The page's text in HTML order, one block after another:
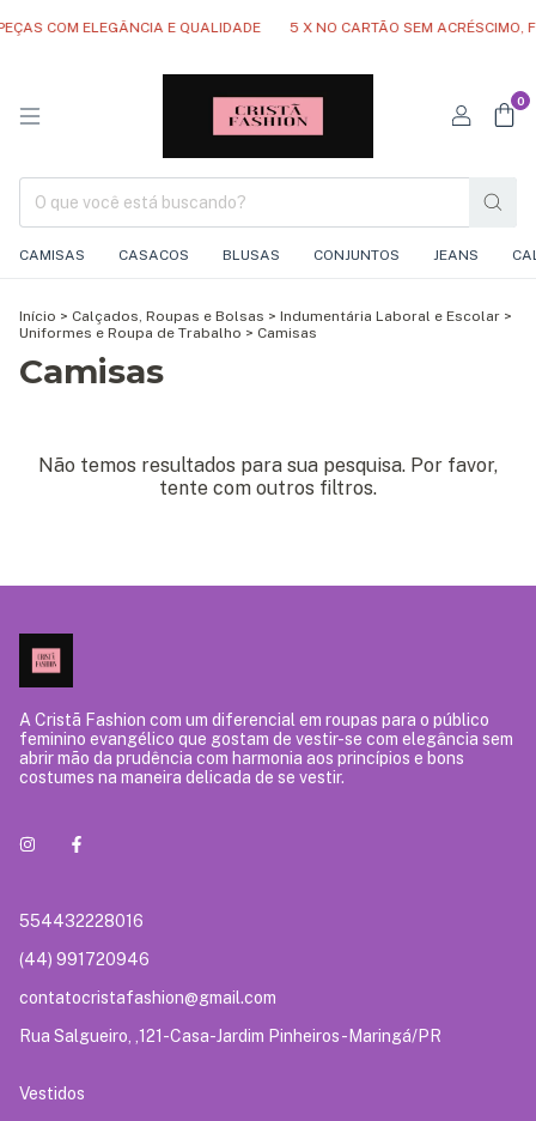
COM ELEGÂNCIA E QUALIDADE 5 X NO CARTÃO SEM ACRÉSCIMO,
0
CAMISAS CASACOS BLUSAS CONJUNTOS JEANS
Início > Calçados, Roupas e Bolsas > Indumentária Laboral e Escolar >
Uniformes e Roupa de Trabalho > Camisas
Camisas
Não temos resultados para sua pesquisa. Por favor,
tente com outros filtros.
A Cristã Fashion com um diferencial em roupas para o público
feminino evangélico que gostam de vestir-se com elegância sem
abrir mão da prudência com harmonia aos princípios e bons
costumes na maneira delicada de se vestir.
554432228016
(44) 991720946
contatocristafashion@gmail.com
Rua Salgueiro, ,121-Casa-Jardim Pinheiros-Maringá/PR
Vestidos